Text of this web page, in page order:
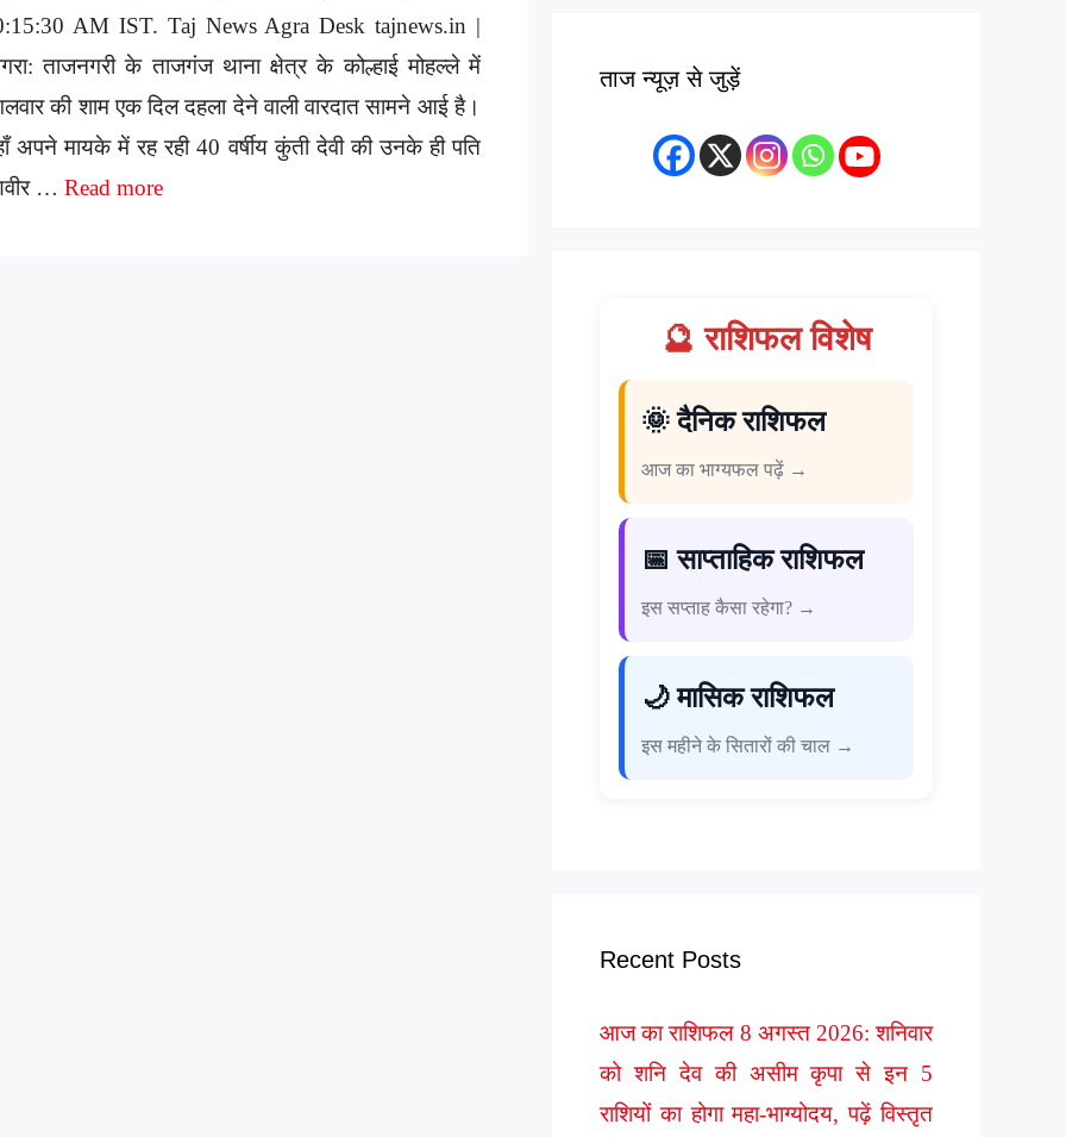
AM IST. Taj News Agra Desk tajnews.in |
ताजनगरी के ताजगंज थाना क्षेत्र के कोल्हाई मोहल्ले में
की शाम एक दिल दहला देने वाली वारदात सामने आई है।
अपने मायके में रह रही 40 वर्षीय कुंती देवी की उनके ही पति
… Read more
ताज न्यूज़ से जुड़ें
🔮 राशिफल विशेष
🌞 दैनिक राशिफल
आज का भाग्यफल पढ़ें →
📅 साप्ताहिक राशिफल
इस सप्ताह कैसा रहेगा? →
🌙 मासिक राशिफल
इस महीने के सितारों की चाल →
Recent Posts
आज का राशिफल 8 अगस्त 2026: शनिवार
को शनि देव की असीम कृपा से इन 5
राशियों का होगा महा-भाग्योदय, पढ़ें विस्तृत